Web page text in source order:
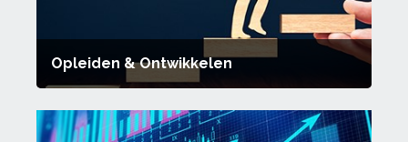
Opleiden & Ontwikkelen